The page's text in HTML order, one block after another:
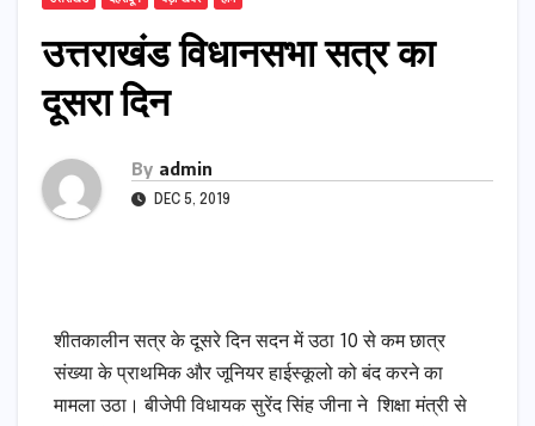
उत्तराखंड विधानसभा सत्र का
दूसरा दिन
By admin
DEC 5, 2019
शीतकालीन सत्र के दूसरे दिन सदन में उठा 10 से कम छात्र
संख्या के प्राथमिक और जूनियर हाईस्कूलो को बंद करने का
मामला उठा। बीजेपी विधायक सुरेंद सिंह जीना ने शिक्षा मंत्री से